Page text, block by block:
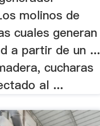
molinos de
cuales generan
a partir de un ...
cucharas
al ...